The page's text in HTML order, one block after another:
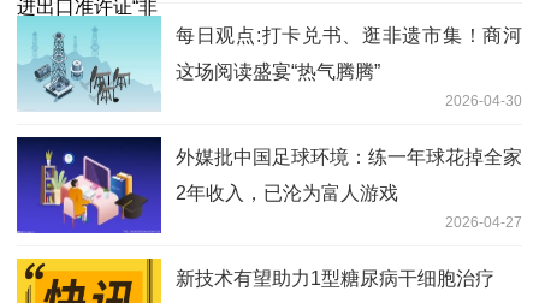
每日观点:打卡兑书、逛非遗市集！商河
这场阅读盛宴“热气腾腾”
2026-04-30
外媒批中国足球环境：练一年球花掉全家
2年收入，已沦为富人游戏
2026-04-27
新技术有望助力1型糖尿病干细胞治疗